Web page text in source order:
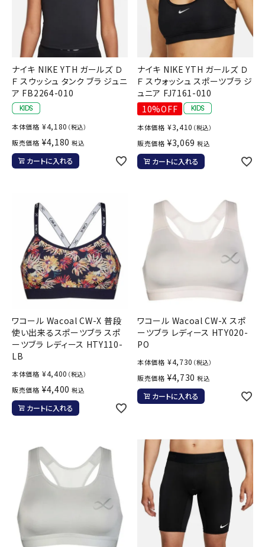
ナイキ NIKE YTH ガールズ Ｄ
Ｆ スウッシュ タンク ブラ ジュニ
ア FB2264-010
本体価格 ¥4,180 （税込）
販売価格 ¥4,180 税込
カートに入れる
ナイキ NIKE YTH ガールズ Ｄ
Ｆ スウォッシュ スポーツブラ ジ
ュニア FJ7161-010
10%OFF
本体価格 ¥3,410 （税込）
販売価格 ¥3,069 税込
カートに入れる
ワコール Wacoal CW-X 普段
使い出来るスポーツブラ スポ
ーツブラ レディース HTY110-
LB
本体価格 ¥4,400 （税込）
販売価格 ¥4,400 税込
カートに入れる
ワコール Wacoal CW-X スポ
ーツブラ レディース HTY020-
PO
本体価格 ¥4,730 （税込）
販売価格 ¥4,730 税込
カートに入れる